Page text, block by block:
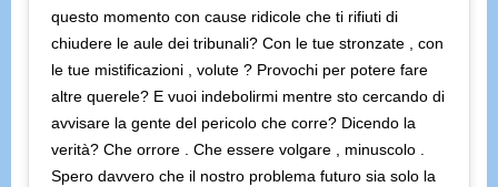
questo momento con cause ridicole che ti rifiuti di
chiudere le aule dei tribunali? Con le tue stronzate , con
le tue mistificazioni , volute ? Provochi per potere fare
altre querele? E vuoi indebolirmi mentre sto cercando di
avvisare la gente del pericolo che corre? Dicendo la
verità? Che orrore . Che essere volgare , minuscolo .
Spero davvero che il nostro problema futuro sia solo la